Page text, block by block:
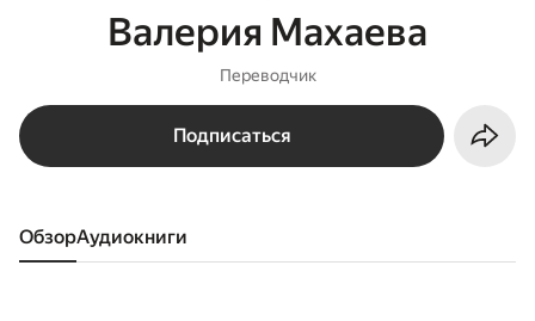
Валерия Махаева
Переводчик
Подписаться
Обзор аудиокниги